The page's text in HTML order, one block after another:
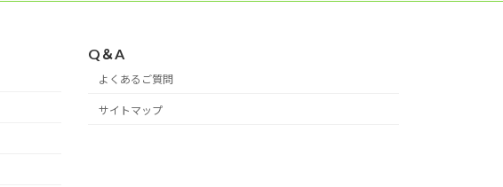
Q＆A
よくあるご質問
サイトマップ